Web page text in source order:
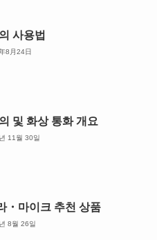
사용법
8月24日
및 화상 통화 개요
11월 30일
・마이크 추천 상품
8월 26일